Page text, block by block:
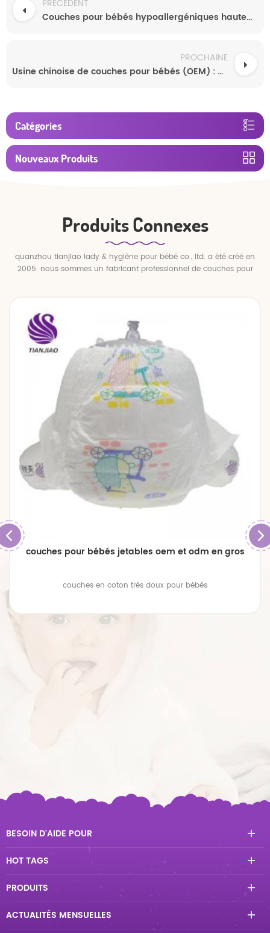
PRÉCÉDENT
Couches pour bébés hypoallergéniques hautement absorbantes, de marque OEM, tailles nouveau-né à nourrisson
PROCHAINE
Usine chinoise de couches pour bébés (OEM) : couches douces, hypoallergéniques et hautement absorbantes personnalisées pour nouveau-nés
Catégories
Nouveaux Produits
Produits Connexes
quanzhou tianjiao lady & hygiène pour bébé co., ltd. a été créé en
2005. nous sommes un fabricant professionnel de couches pour
couches pour bébés jetables oem et odm en gros
couches en coton très doux pour bébés
BESOIN D'AIDE POUR
HOT TAGS
PRODUITS
ACTUALITÉS MENSUELLES